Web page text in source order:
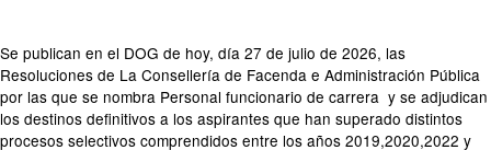
Se publican en el DOG de hoy, día 27 de julio de 2026, las
Resoluciones de La Consellería de Facenda e Administración Pública
por las que se nombra Personal funcionario de carrera y se adjudican
los destinos definitivos a los aspirantes que han superado distintos
procesos selectivos comprendidos entre los años 2019,2020,2022 y